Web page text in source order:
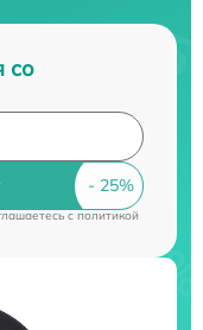
со
cполитикой